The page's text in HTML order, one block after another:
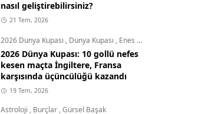
nasıl geliştirebilirsiniz?
21 Tem, 2026
2026 Dünya Kupası , Dünya Kupası , Enes Demircioğlu
2026 Dünya Kupası: 10 gollü nefes
kesen maçta İngiltere, Fransa
karşısında üçüncülüğü kazandı
19 Tem, 2026
Astroloji , Burçlar ,Gürsel Başak